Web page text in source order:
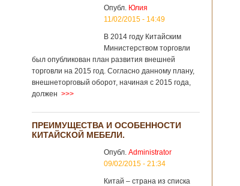
Опубл. Юлия
11/02/2015 - 14:49
В 2014 году Китайским
Министерством торговли
был опубликован план развития внешней
торговли на 2015 год. Согласно данному плану,
внешнеторговый оборот, начиная с 2015 года,
должен >>>
ПРЕИМУЩЕСТВА И ОСОБЕННОСТИ
КИТАЙСКОЙ МЕБЕЛИ.
Опубл. Administrator
09/02/2015 - 21:34
Китай – страна из списка